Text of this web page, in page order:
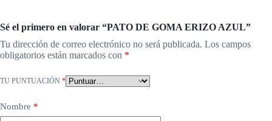
Sé el primero en valorar “PATO DE GOMA ERIZO AZUL”
Tu dirección de correo electrónico no será publicada. Los campos
obligatorios están marcados con *
TU PUNTUACIÓN *
Nombre *